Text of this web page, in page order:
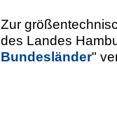
Zur
des Landes
Bundesländer"